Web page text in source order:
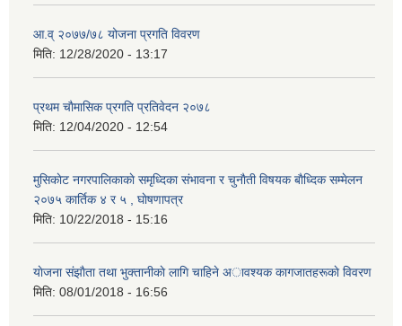
आ.व् २०७७/७८ योजना प्रगति विवरण
मिति: 12/28/2020 - 13:17
प्रथम चाैमासिक प्रगति प्रतिवेदन २०७८
मिति: 12/04/2020 - 12:54
मुसिकाेट नगरपालिकाकाे समृध्दिका संभावना र चुनाैती विषयक बाैध्दिक सम्मेलन
२०७५ कार्तिक ४ र ५ , घाेषणापत्र
मिति: 10/22/2018 - 15:16
याेजना संझाैता तथा भुक्तानीकाे लागि चाहिने अावश्यक कागजातहरूकाे विवरण
मिति: 08/01/2018 - 16:56